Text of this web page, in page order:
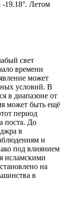
свет
времени
может
условий. В
в диапазоне от
может быть ещё
период
поста. До
в
и
под влиянием
исламскими
на
в